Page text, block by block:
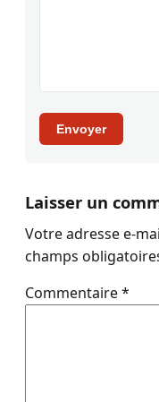
Envoyer
Laisser un
Votre adresse e-
champs
Commentaire*